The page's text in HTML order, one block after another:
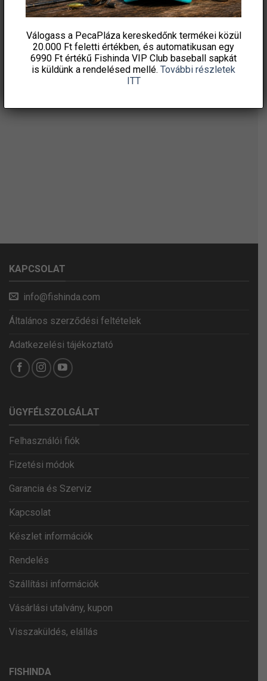
HÍRLEVELÜNKRE!
KAPCSOLAT
info@fishinda.com
Általános szerződési feltételek
Adatkezelési tájékoztató
ÜGYFÉLSZOLGÁLAT
Felhasználói fiók
Fizetési módok
Garancia és Szerviz
Kapcsolat
Készlet információk
Rendelés
Szállítási információk
Vásárlási utalvány, kupon
Visszaküldés, elállás
FISHINDA
Válogass a PecaPláza kereskedőnk termékei közül
20.000 Ft feletti értékben, és automatikusan egy
6990 Ft értékű Fishinda VIP Club baseball sapkát
is küldünk a rendelésed mellé. További részletek
ITT